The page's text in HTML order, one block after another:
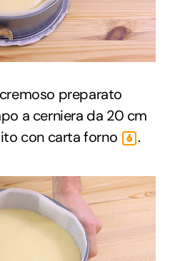
preparato
a cerniera da 20 cm
con carta forno
6 .